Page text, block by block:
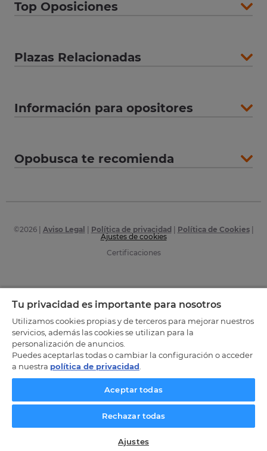
Top Oposiciones
Plazas Relacionadas
Información para opositores
Opobusca te recomienda
©2026| Aviso Legal Política de privacidad Política de Cookies|
Ajustes de cookies
Certificaciones
Tu privacidad es importante para nosotros
Utilizamos cookies propias y de terceros para mejorar nuestros
servicios, además las cookies se utilizan para la
personalización de anuncios.
Puedes aceptarlas todas o cambiar la configuración o acceder
a nuestra política de privacidad
Aceptar todas
Rechazar todas
Ajustes
SOLICITA INFORMACIÓN